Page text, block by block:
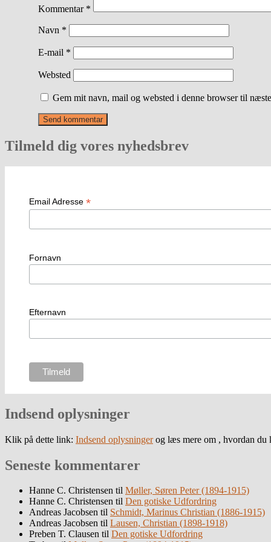
Kommentar *
Navn *
E-mail *
Websted
Gem mit navn, mail og websted i denne browser til
Tilmeld dig vores nyhedsbrev
Email Adresse *
Fornavn
Efternavn
Indsend oplysninger
Klik på dette link: Indsend oplysningerog læs mere om , hvordan du
Seneste kommentarer
Hanne C. Christensen til Møller, Søren Peter (1894-1915)
Hanne C. Christensen til Den gotiske Udfordring
Andreas Jacobsen til Schmidt, Marinus Christian (1886-1915)
Andreas Jacobsen til Lausen, Christian (1898-1918)
Preben T. Clausen til Den gotiske Udfordring